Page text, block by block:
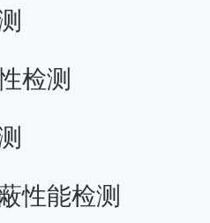
检测
性能检测